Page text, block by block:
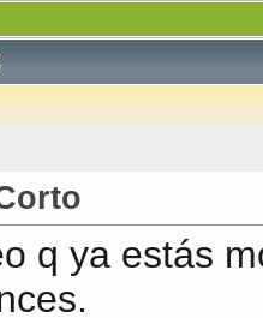
q ya estás